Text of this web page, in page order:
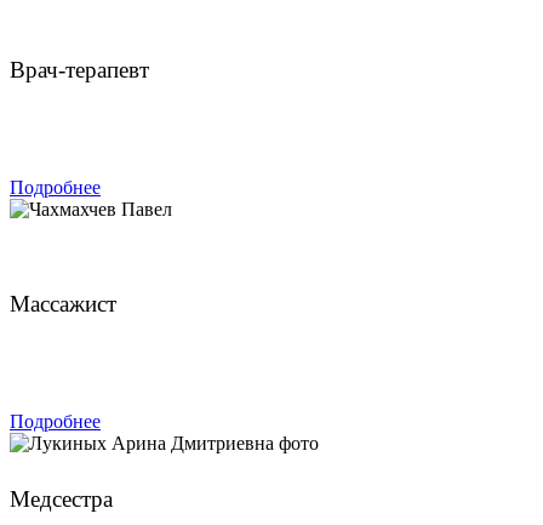
Врач-терапевт
Подробнее
Массажист
Подробнее
Медсестра